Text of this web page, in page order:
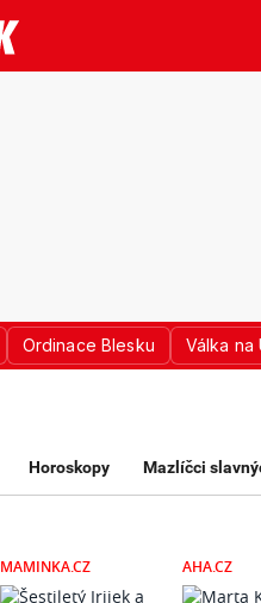
Ordinace Blesku Válka na
Horoskopy Mazlíčci
MAMINKA.CZ AHA.CZ